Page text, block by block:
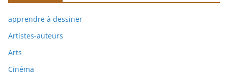
apprendre à dessiner
Artistes-auteurs
Arts
Cinéma